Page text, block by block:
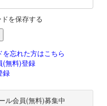
を保存する
を忘れた方はこちら
(無料)登録
録
ル会員(無料)募集中